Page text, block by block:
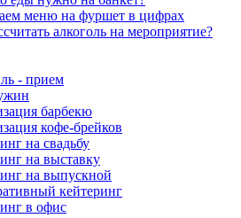
меню на фуршет в цифрах
алкоголь на мероприятие?
- прием
барбекю
кофе-брейков
на свадьбу
на выставку
на выпускной
кейтеринг
в офис